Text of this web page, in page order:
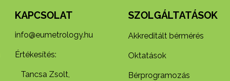
KAPCSOLAT
info@eumetrology.hu
Értékesítés:
Tancsa Zsolt,
SZOLGÁLTATÁSOK
Akkreditált bérmérés
Oktatások
Bérprogramozás